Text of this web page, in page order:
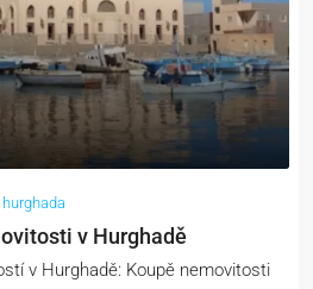
hurghada
v Hurghadě
v Hurghadě: Koupě nemovitosti